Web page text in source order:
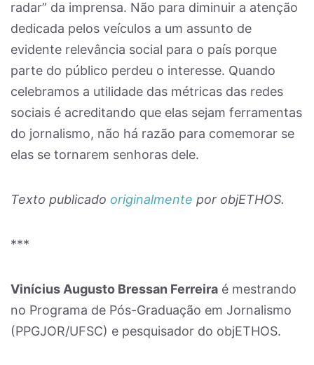
radar” da imprensa. Não para diminuir a atenção
dedicada pelos veículos a um assunto de
evidente relevância social para o país porque
parte do público perdeu o interesse. Quando
celebramos a utilidade das métricas das redes
sociais é acreditando que elas sejam ferramentas
do jornalismo, não há razão para comemorar se
elas se tornarem senhoras dele.
Texto publicado originalmente por objETHOS.
***
Vinícius Augusto Bressan Ferreira é mestrando
no Programa de Pós-Graduação em Jornalismo
(PPGJOR/UFSC) e pesquisador do objETHOS.